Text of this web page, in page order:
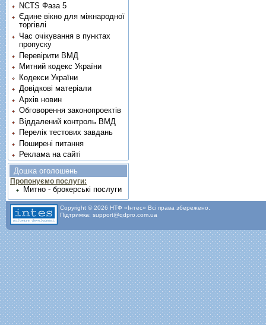
NCTS Фаза 5
Єдине вікно для міжнародної
торгівлі
Час очікування в пунктах
пропуску
Перевірити ВМД
Митний кодекс України
Кодекси України
Довідкові матеріали
Архів новин
Обговорення законопроектів
Віддалений контроль ВМД
Перелік тестових завдань
Поширені питання
Реклама на сайті
Дошка оголошень
Пропонуємо послуги:
Митно - брокерські послуги
Copyright © 2026 НТФ «Інтес» Всі права збережено.
Підтримка: support@qdpro.com.ua